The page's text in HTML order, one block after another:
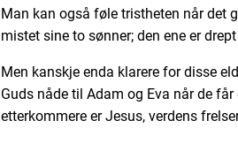
Man kan også føle tristheten når det
mistet sine to sønner; den ene er
Men kanskje enda klarere for disse
Guds nåde til Adam og Eva når de
etterkommere er Jesus, verdens